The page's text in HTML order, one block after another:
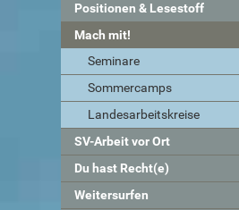
Positionen & Lesestoff
Mach mit!
Seminare
Sommercamps
Landesarbeitskreise
SV-Arbeit vor Ort
Du hast Recht(e)
Weitersurfen